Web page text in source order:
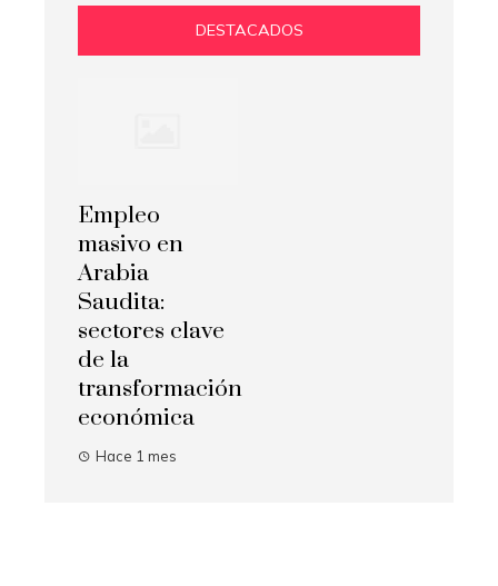
DESTACADOS
Empleo
masivo en
Arabia
Saudita:
sectores clave
de la
transformación
económica
Hace 1 mes